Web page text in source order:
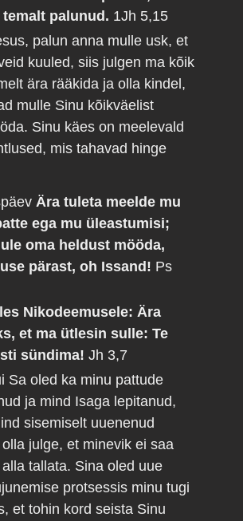
temalt palunud. 1Jh 5,15
palun anna mulle usk, et
kuuled, siis julgen ma kõik
ära rääkida ja olla kindel,
mulle Sinu kõikväelist
Sinu käes on meelevald
mis tahavad hinge
Ära tuleta meelde mu
ega mu üleastumisi;
oma heldust mööda,
pärast, oh Issand! Ps
Nikodeemusele: Ära
et ma ütlesin sulle: Te
sündima!Jh 3,7
Sa oled ka minu pattude
ja mind Isaga lepitanud,
sisemiselt uuenenud
julge, et minevik ei saa
tallata. Sina oled uue
protsessis minu tugi
et tohin kord seista Sinu